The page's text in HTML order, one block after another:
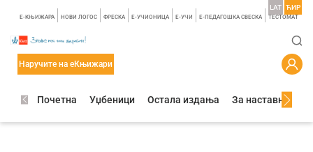
E-КЊИЖАРА НОВИ ЛОГОС ФРЕСКА E-УЧИОНИЦА E-УЧИ Е-ПЕДАГОШКА СВЕСКА TЕСТОМАТ
LAT ЋИР
Наручите на еКњижари
Почетна Уџбеници Остала издања За наставнике